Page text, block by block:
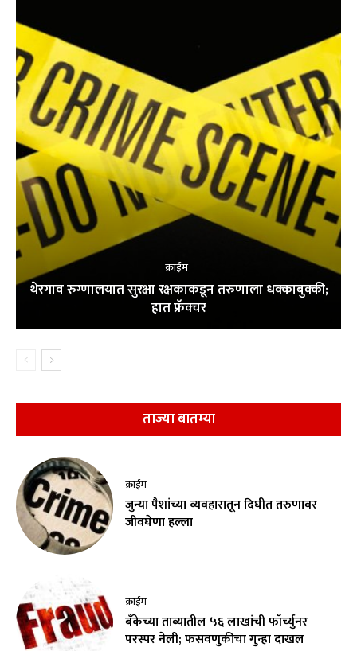
क्राईम
थेरगाव रुग्णालयात सुरक्षा रक्षकाकडून तरुणाला धक्काबुक्की;
हात फ्रॅक्चर
ताज्या बातम्या
क्राईम
जुन्या पैशांच्या व्यवहारातून दिघीत तरुणावर
जीवघेणा हल्ला
क्राईम
बँकेच्या ताब्यातील ५६ लाखांची फॉर्च्युनर
परस्पर नेली; फसवणुकीचा गुन्हा दाखल